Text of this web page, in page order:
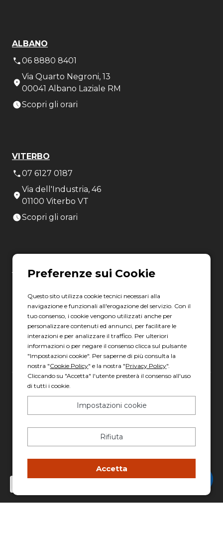
ALBANO
06 8880 8401
Via Quarto Negroni, 13
00041 Albano Laziale RM
Scopri gli orari
VITERBO
07 6127 0187
Via dell'Industria, 46
01100 Viterbo VT
Scopri gli orari
LATINA
Via Torre la Felce, 41/bis
04010 Latina LT
Scopri gli orari
Piazza della Radio, 35 - 00146 Roma
PEC: italiavenditauto@legalmail.it
Questo sito utilizza cookie tecnici necessari alla
navigazione e funzionali all'erogazione del servizio. Con il
tuo consenso, i cookie vengono utilizzati anche per
personalizzare contenuti ed annunci, per facilitare le
interazioni e per analizzare il traffico. Per ulteriori
informazioni o per negare il consenso clicca sul pulsante
"Impostazioni cookie". Per saperne di più consulta la
nostra "Cookie Policy" e la nostra "Privacy Policy".
Cliccando su "Accetta" l'utente presterà il consenso all'uso
di tutti i cookie.
Impostazioni cookie
Rifiuta
Accetta
Chatta con Stefano